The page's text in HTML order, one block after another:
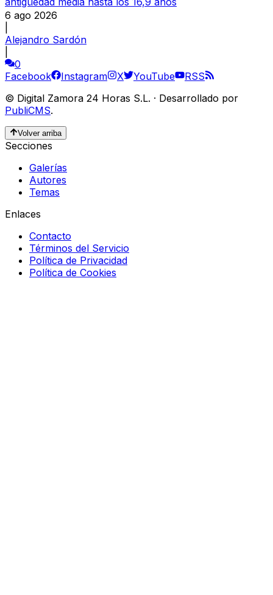
6 ago 2026
Alejandro Sardón
0
Facebook
Instagram X YouTube
RSS
© Digital Zamora 24 Horas S.L. · Desarrollado por
PubliCMS.
Volver arriba
Secciones
Galerías
Autores
Temas
Enlaces
Contacto
Términos del Servicio
Política de Privacidad
Política de Cookies